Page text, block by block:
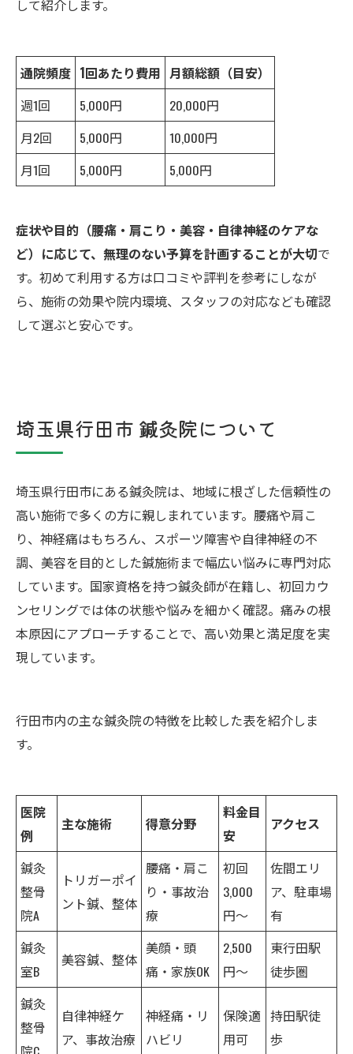
して紹介します。
通院頻度 1回あたり費用 月額総額（目安）
週1回
5,000円
20,000円
月2回
5,000円
10,000円
月1回
5,000円 5,000円
症状や目的（腰痛・肩こり・美容・自律神経のケアな
ど）に応じて、無理のない予算を計画することが大切で
す。初めて利用する方は口コミや評判を参考にしなが
ら、施術の効果や院内環境、スタッフの対応なども確認
して選ぶと安心です。
埼玉県行田市 鍼灸院について
埼玉県行田市にある鍼灸院は、地域に根ざした信頼性の
高い施術で多くの方に親しまれています。腰痛や肩こ
り、神経痛はもちろん、スポーツ障害や自律神経の不
調、美容を目的とした鍼施術まで幅広い悩みに専門対応
しています。国家資格を持つ鍼灸師が在籍し、初回カウ
ンセリングでは体の状態や悩みを細かく確認。痛みの根
本原因にアプローチすることで、高い効果と満足度を実
現しています。
行田市内の主な鍼灸院の特徴を比較した表を紹介しま
す。
医院
例
主な施術 得意分野
料金目
安
アクセス
鍼灸
整骨
院A
トリガーポイ
ント鍼、整体
腰痛・肩こ
り・事故治
療
初回
3,000
円～
佐間エリ
ア、駐車場
有
鍼灸
室B
美容鍼、整体
美顔・頭
痛・家族OK
2,500
円～
東行田駅
徒歩圏
鍼灸
整骨
自律神経ケ
ア、事故治療
神経痛・リ
ハビリ
保険適
用可
持田駅徒
歩